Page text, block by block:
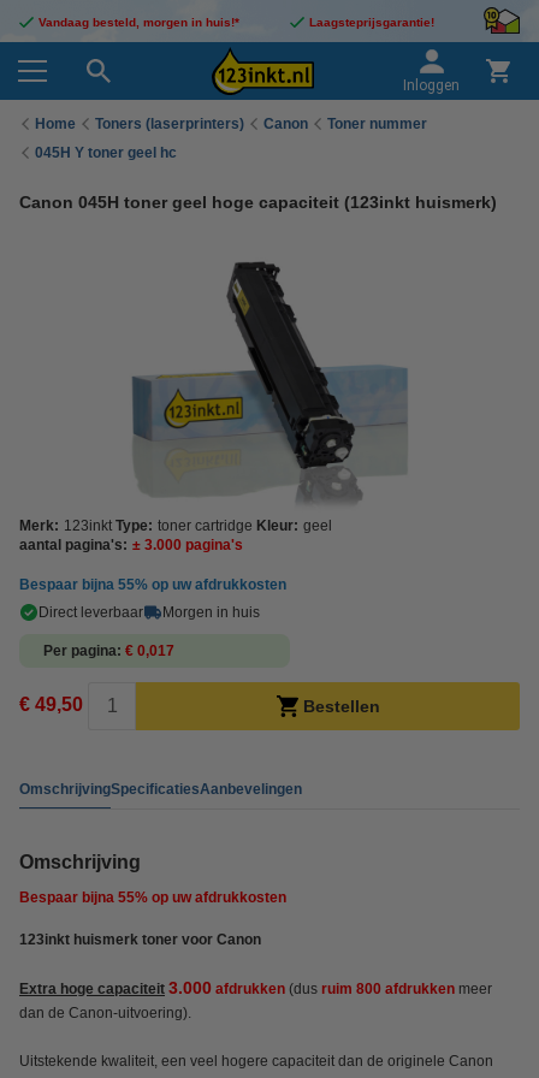
Vandaag besteld, morgen in huis!* Laagsteprijsgarantie!
Inloggen
Home Toners (laserprinters) Canon
Toner nummer
045H Y toner geel hc
Canon 045H toner geel hoge capaciteit (123inkt huismerk)
Merk: 123inkt Type: toner cartridge Kleur: geel
aantal pagina's: ± 3.000 pagina's
Bespaar bijna 55% op uw afdrukkosten
Direct leverbaar
Morgen in huis
Per pagina € 0,017
€ 49,50 Bestellen
OmschrijvingSpecificatiesAanbevelingen
Omschrijving
Bespaar bijna 55% op uw afdrukkosten
123inkt huismerk toner voor Canon
Extra hoge capaciteit 3.000 afdrukken (dus ruim 800 afdrukken meer
dan de Canon-uitvoering).
Uitstekende kwaliteit, een veel hogere capaciteit dan de originele Canon